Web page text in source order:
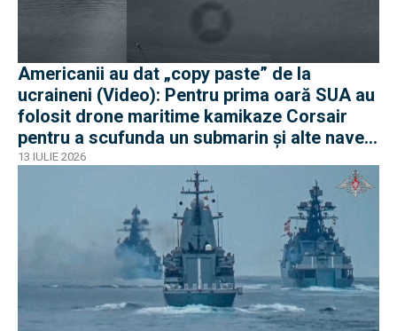
Americanii au dat „copy paste” de la
ucraineni (Video): Pentru prima oară SUA au
folosit drone maritime kamikaze Corsair
pentru a scufunda un submarin și alte nave
iraniene
13 IULIE 2026